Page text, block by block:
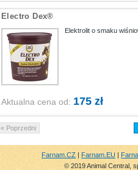
Electro Dex®
Elektrolit o smaku
Aktualna cena od: 175 zł
« Poprzedni
Farnam.CZ | Farnam.EU |
© 2019 Animal Central,